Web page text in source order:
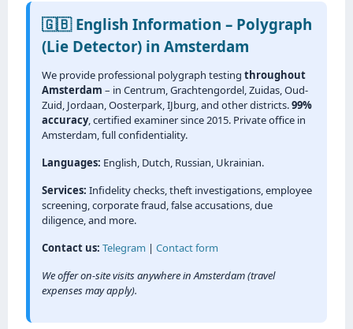
🇬🇧 English Information – Polygraph
(Lie Detector) in Amsterdam
We provide professional polygraph testing throughout
Amsterdam – in Centrum, Grachtengordel, Zuidas, Oud-
Zuid, Jordaan, Oosterpark, IJburg, and other districts.99%
accuracy, certified examiner since 2015. Private office in
Amsterdam, full confidentiality.
Languages: English, Dutch, Russian, Ukrainian.
Services: Infidelity checks, theft investigations, employee
screening, corporate fraud, false accusations, due
diligence, and more.
Contact us: Telegram | Contact form
We offer on-site visits anywhere in Amsterdam (travel
expenses may apply).